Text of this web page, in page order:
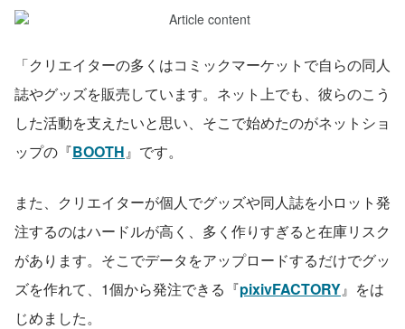
「クリエイターの多くはコミックマーケットで自らの同人
誌やグッズを販売しています。ネット上でも、彼らのこう
した活動を支えたいと思い、そこで始めたのがネットショ
ップの『BOOTH』です。
また、クリエイターが個人でグッズや同人誌を小ロット発
注するのはハードルが高く、多く作りすぎると在庫リスク
があります。そこでデータをアップロードするだけでグッ
ズを作れて、1個から発注できる『pixivFACTORY』をは
じめました。